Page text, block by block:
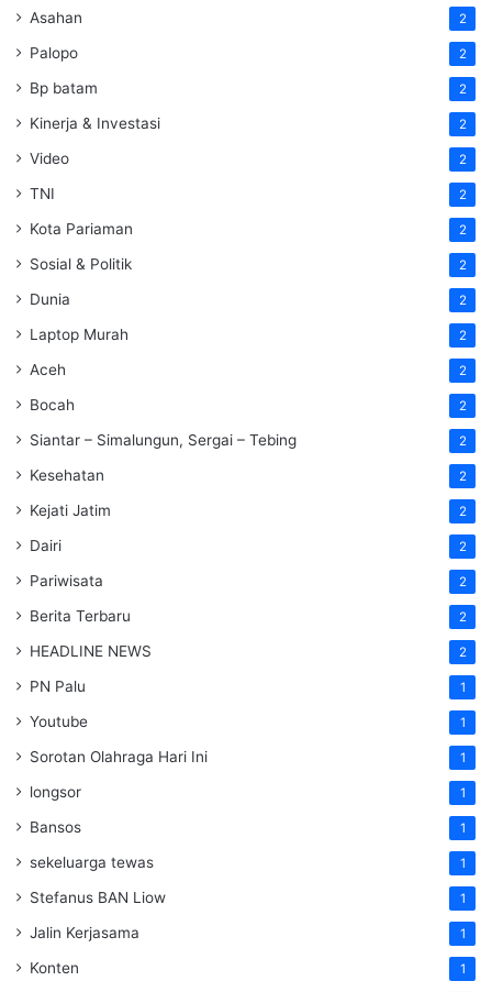
Asahan 2
Palopo 2
Bp batam 2
Kinerja & Investasi 2
Video 2
TNI 2
Kota Pariaman 2
Sosial & Politik 2
Dunia 2
Laptop Murah 2
Aceh 2
Bocah 2
Siantar – Simalungun, Sergai – Tebing 2
Kesehatan 2
Kejati Jatim 2
Dairi 2
Pariwisata 2
Berita Terbaru 2
HEADLINE NEWS 2
PN Palu 1
Youtube 1
Sorotan Olahraga Hari Ini 1
longsor 1
Bansos 1
sekeluarga tewas 1
Stefanus BAN Liow 1
Jalin Kerjasama 1
Konten 1